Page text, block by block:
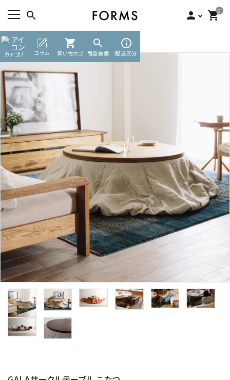
search person 0
shopping_cart
カテゴリ コラム
shopping_cart
買い物カゴ
search
商品検索
info_outline
配送区分
ACCOUNT MENU
ようこそ ゲスト 様
meeting_room ログイン
カテゴリーから探す
素材から選ぶ
インフォメーション
TOP 無垢テーブル リビングテーブル